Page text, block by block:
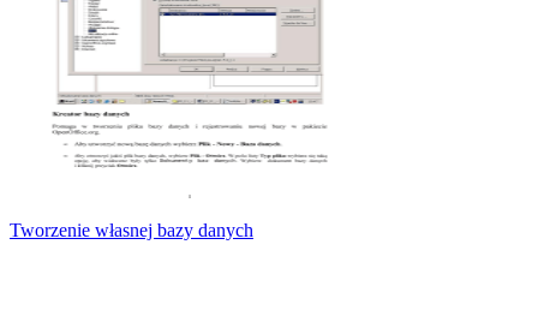
Tworzenie własnej bazy danych